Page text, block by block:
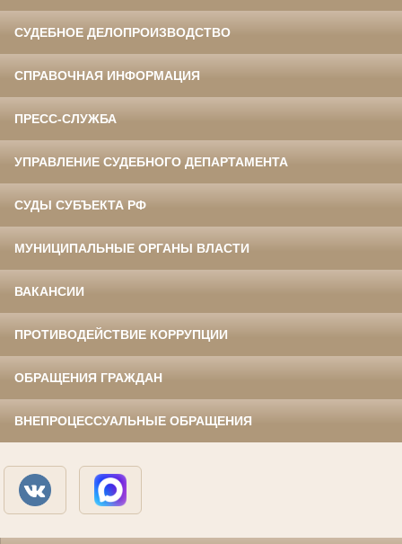
СУДЕБНОЕ ДЕЛОПРОИЗВОДСТВО
СПРАВОЧНАЯ ИНФОРМАЦИЯ
ПРЕСС-СЛУЖБА
УПРАВЛЕНИЕ СУДЕБНОГО ДЕПАРТАМЕНТА
СУДЫ СУБЪЕКТА РФ
МУНИЦИПАЛЬНЫЕ ОРГАНЫ ВЛАСТИ
ВАКАНСИИ
ПРОТИВОДЕЙСТВИЕ КОРРУПЦИИ
ОБРАЩЕНИЯ ГРАЖДАН
ВНЕПРОЦЕССУАЛЬНЫЕ ОБРАЩЕНИЯ